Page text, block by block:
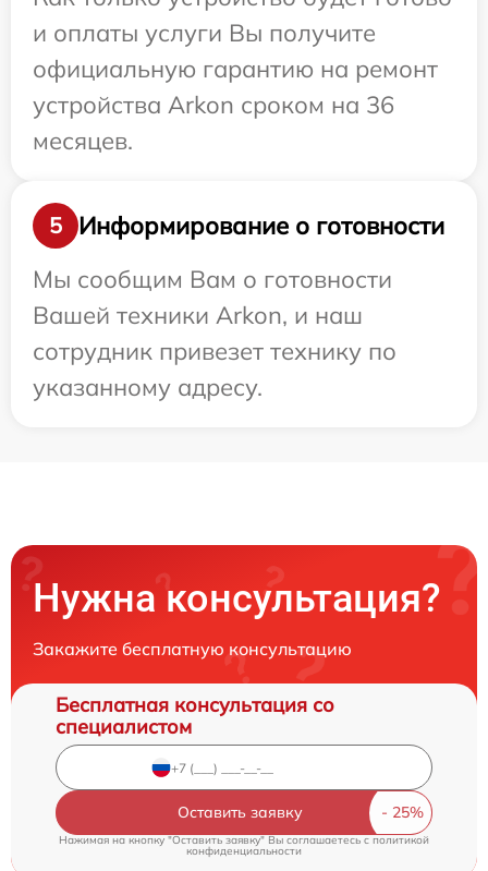
и оплаты услуги Вы получите
официальную гарантию на ремонт
устройства Arkon сроком на 36
месяцев.
5
Информирование о готовности
Мы сообщим Вам о готовности
Вашей техники Arkon, и наш
сотрудник привезет технику по
указанному адресу.
Нужна консультация?
Закажите бесплатную консультацию
Бесплатная консультация со
специалистом
Оставить заявку
Нажимая на кнопку "Оставить заявку" Вы соглашаетесь c политикой
конфиденциальности